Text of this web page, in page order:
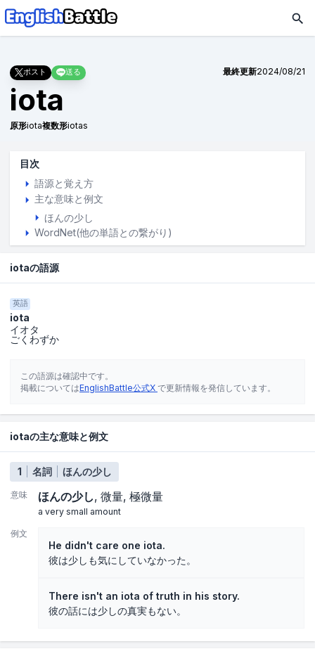
ポスト 送る 最終更新2024/08/21
iota
原形iota複数形iotas
目次
語源と覚え方
主な意味と例文
ほんの少し
WordNet(他の単語との繋がり)
iotaの語源
英語
iota
イオタ
ごくわずか
この語源は確認中です。
掲載についてはEnglishBattle公式X で更新情報を発信しています。
iotaの主な意味と例文
1 名詞 ほんの少し
意味 ほんの少し 微量 極微量
a very small amount
例文
He didn't care one iota.
彼は少しも気にしていなかった。
There isn't an iota of truth in his story.
彼の話には少しの真実もない。